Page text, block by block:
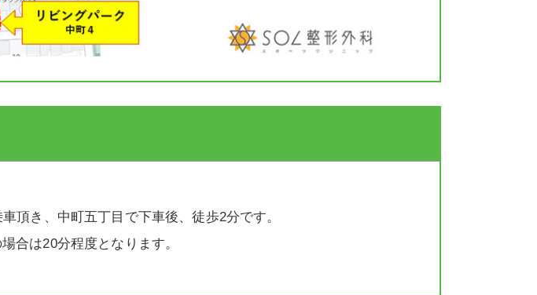
頂き、中町五丁目で下車後、徒歩2分です。
合は20分程度となります。